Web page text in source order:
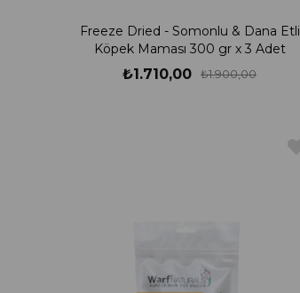
Freeze Dried - Somonlu & Dana Etli
Köpek Maması 300 gr x 3 Adet
₺1.710,00 ₺1.900,00